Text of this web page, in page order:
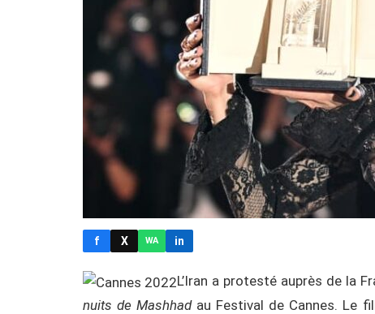
f X WA in
L’Iran a protesté auprès de la
nuits de Mashhadau Festival de Cannes. Le